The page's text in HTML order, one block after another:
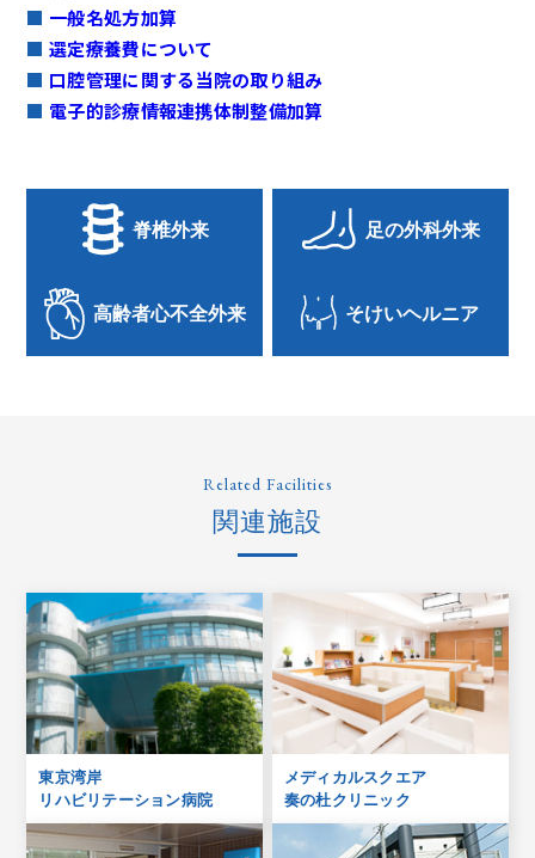
一般名処方加算
選定療養費について
口腔管理に関する当院の取り組み
電子的診療情報連携体制整備加算
脊椎外来 足の外科外来
高齢者心不全外来 そけいヘルニア
Related Facilities
関連施設
東京湾岸
リハビリテーション病院
メディカルスクエア
奏の杜クリニック